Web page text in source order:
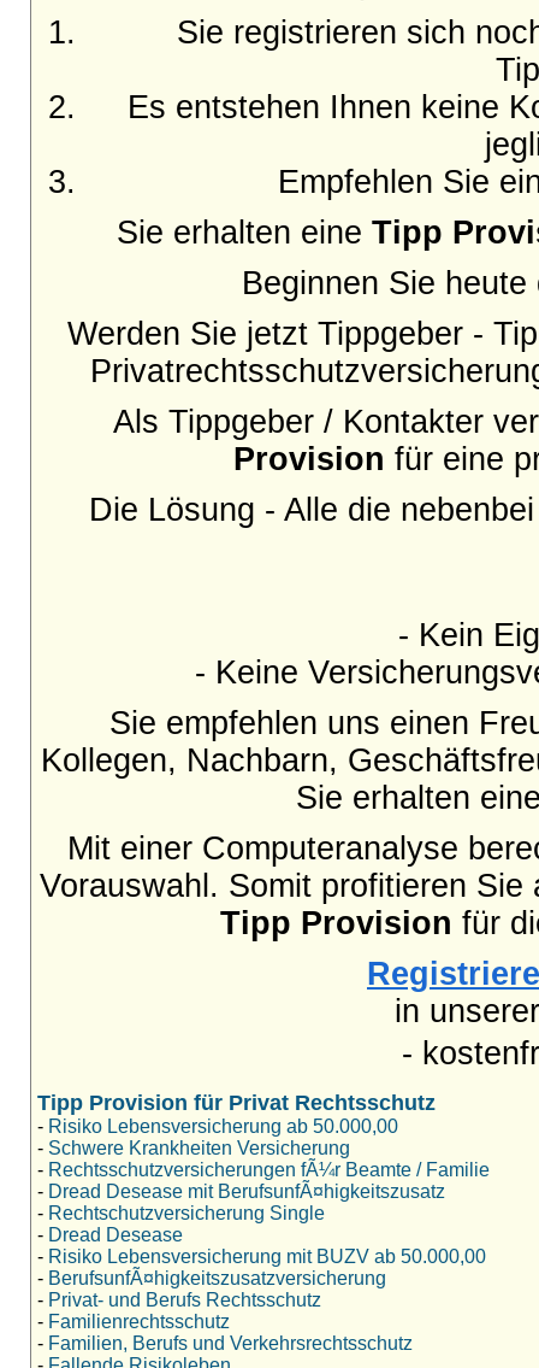
Sie registrieren sich
Es entstehen Ihnen keine
Empfehlen Sie
Sie erhalten eine Tipp
Beginnen Sie
Werden Sie jetzt Tippgeber -
Als Tippgeber / Kontakter
Provision für eine
Die Lösung - Alle die
- Kein
- Keine
Sie empfehlen uns einen
Kollegen, Nachbarn,
Sie erhalten
Mit einer Computeranalyse
Vorauswahl. Somit profitieren
Tipp Provision für
in
-
Tipp Provision für Privat Rechtsschutz
- Risiko Lebensversicherung ab 50.000,00
- Schwere Krankheiten Versicherung
- Rechtsschutzversicherungen fÃ¼r Beamte / Familie
- Dread Desease mit BerufsunfÃ¤higkeitszusatz
- Rechtschutzversicherung Single
- Dread Desease
- Risiko Lebensversicherung mit BUZV ab 50.000,00
- BerufsunfÃ¤higkeitszusatzversicherung
- Privat- und Berufs Rechtsschutz
- Familienrechtsschutz
- Familien, Berufs und Verkehrsrechtsschutz